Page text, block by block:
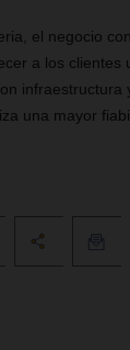
el negocio
a los clientes
infraestructura
una mayor